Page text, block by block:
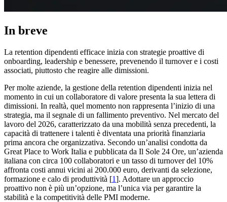
In breve
La retention dipendenti efficace inizia con strategie proattive di
onboarding, leadership e benessere, prevenendo il turnover e i costi
associati, piuttosto che reagire alle dimissioni.
Per molte aziende, la gestione della retention dipendenti inizia nel
momento in cui un collaboratore di valore presenta la sua lettera di
dimissioni. In realtà, quel momento non rappresenta l’inizio di una
strategia, ma il segnale di un fallimento preventivo. Nel mercato del
lavoro del 2026, caratterizzato da una mobilità senza precedenti, la
capacità di trattenere i talenti è diventata una priorità finanziaria
prima ancora che organizzativa. Secondo un’analisi condotta da
Great Place to Work Italia e pubblicata da Il Sole 24 Ore, un’azienda
italiana con circa 100 collaboratori e un tasso di turnover del 10%
affronta costi annui vicini ai 200.000 euro, derivanti da selezione,
formazione e calo di produttività [1]. Adottare un approccio
proattivo non è più un’opzione, ma l’unica via per garantire la
stabilità e la competitività delle PMI moderne.